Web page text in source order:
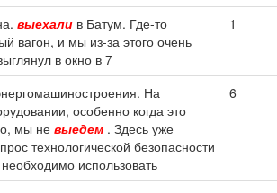
выехали в Батум. Где-то
вагон, и мы из-за этого очень
в окно в 7
1
На
особенно когда это
мы не выедем . Здесь уже
технологической безопасности
использовать
6